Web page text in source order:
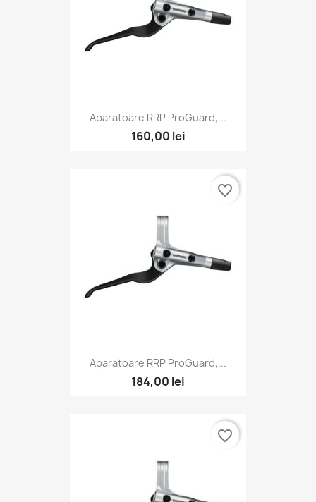
Aparatoare RRP ProGuard,...
160,00 lei
Aparatoare RRP ProGuard,...
184,00 lei
favorite_border
favorite_border